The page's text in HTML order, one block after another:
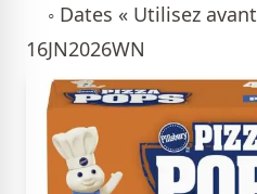
◦ Dates « Utilisez
16JN2026WN